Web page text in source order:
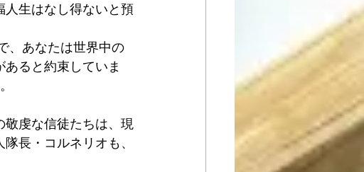
人生はなし得ないと預
、あなたは世界中の
ると約束していま
虔な信徒たちは、現
長・コルネリオも、